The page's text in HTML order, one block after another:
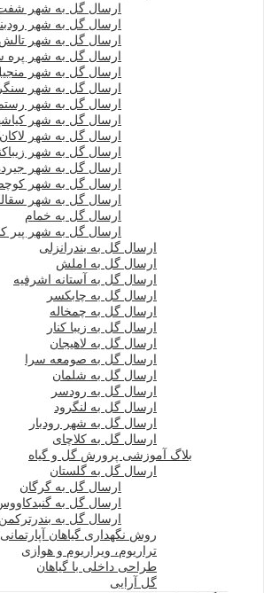
ارسال گل به شهر
ارسال گل به شهر
ارسال گل به شهر تالش
ارسال گل به شهر پره
ارسال گل به شهر
ارسال گل به شهر سنگر
ارسال گل به شهر رستم
ارسال گل به شهر
ارسال گل به شهر لاکان
ارسال گل به شهر
ارسال گل به شهر
ارسال گل به شهر
ارسال گل به شهر
ارسال گل به خمام
ارسال گل به شهر پیر
ارسال گل به بندرانزلی
ارسال گل به املش
ارسال گل به آستانه اشرفیه
ارسال گل به چابکسر
ارسال گل به چمخاله
ارسال گل به زیبا کنار
ارسال گل به لاهیجان
ارسال گل به صومعه سرا
ارسال گل به شلمان
ارسال گل به رودسر
ارسال گل به لنگرود
ارسال گل به شهر رودبار
ارسال گل به کلاچای
بلاگ آموزشی پرورش گل و گیاه
ارسال گل به گلستان
ارسال گل به گرگان
ارسال گل به
ارسال گل به بندرترکمن
روش نگهداری گیاهان آپارتمانی
تراریوم، ویراریوم و هوازی
طراحی داخلی با گیاهان
گل آرایی